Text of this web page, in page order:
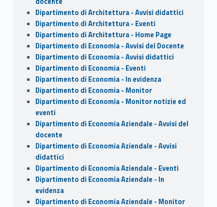
Dipartimento di Architettura - Avvisi didattici
Dipartimento di Architettura - Eventi
Dipartimento di Architettura - Home Page
Dipartimento di Economia - Avvisi del Docente
Dipartimento di Economia - Avvisi didattici
Dipartimento di Economia - Eventi
Dipartimento di Economia - In evidenza
Dipartimento di Economia - Monitor
Dipartimento di Economia - Monitor notizie ed
eventi
Dipartimento di Economia Aziendale - Avvisi del
docente
Dipartimento di Economia Aziendale - Avvisi
didattici
Dipartimento di Economia Aziendale - Eventi
Dipartimento di Economia Aziendale - In
evidenza
Dipartimento di Economia Aziendale - Monitor